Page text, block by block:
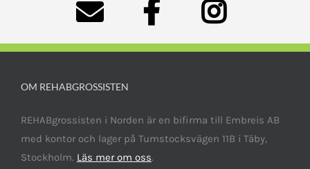
OM REHABGROSSISTEN
REHABgrossisten i Norden är en bifirma till Embreis AB
med kontor och lager på Tumstocksvägen 11B i Täby,
Stockholm. Läs mer om oss.